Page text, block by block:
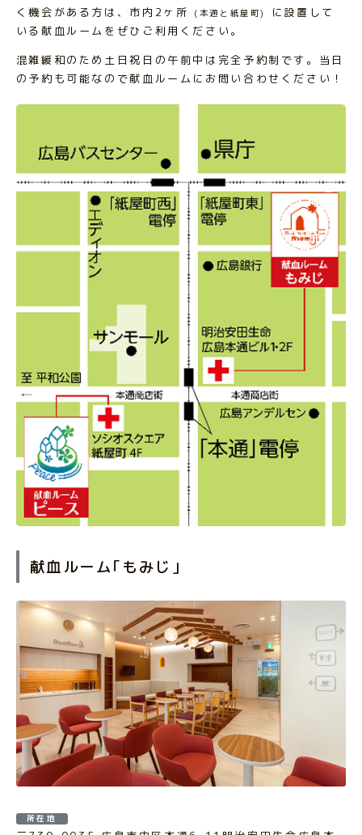
く機会がある方は、市内2ヶ所
(本通と紙屋町)
に設置して
いる献血ルームをぜひご利用ください。
混雑緩和のため土日祝日の午前中は完全予約制です。当日
の予約も可能なので献血ルームにお問い合わせください！
献血ルーム｢もみじ｣
所在地